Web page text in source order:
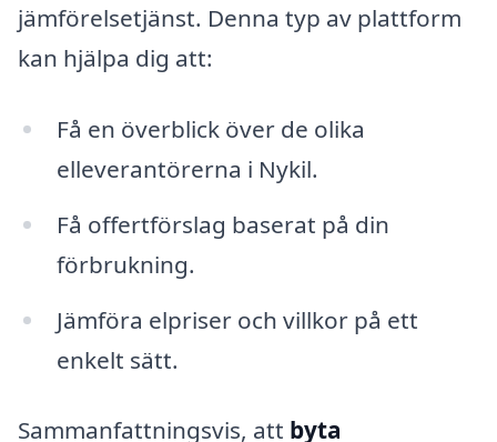
jämförelsetjänst. Denna typ av plattform
kan hjälpa dig att:
Få en överblick över de olika
elleverantörerna i Nykil.
Få offertförslag baserat på din
förbrukning.
Jämföra elpriser och villkor på ett
enkelt sätt.
Sammanfattningsvis, att byta